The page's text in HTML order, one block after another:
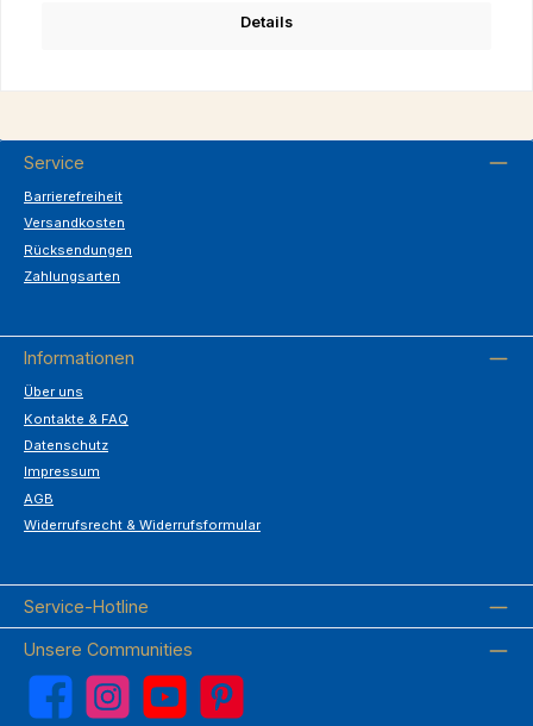
Details
Service
Barrierefreiheit
Versandkosten
Rücksendungen
Zahlungsarten
Informationen
Über uns
Kontakte & FAQ
Datenschutz
Impressum
AGB
Widerrufsrecht & Widerrufsformular
Service-Hotline
Unsere Communities
Facebook Instagram YouTube Pinterest